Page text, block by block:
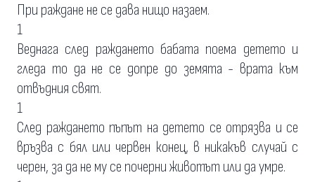
При раждане не се дава нищо назаем.
1
Веднага след раждането бабата поема детето и
гледа то да не се допре до земята - врата към
отвъдния свят.
1
След раждането пъпът на детето се отрязва и се
връзва с бял или червен конец, в никакъв случай с
черен, за да не му се почерни животът или да умре.